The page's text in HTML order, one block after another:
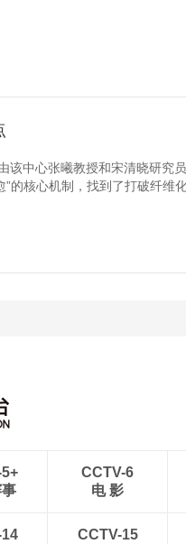
中心张曦教授和宋清晓研究
的核心机制，找到了打破纤维化
CCTV-6
电 影
CCTV-15